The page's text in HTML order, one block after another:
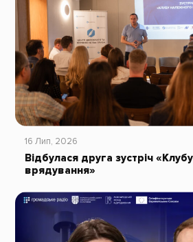
16 Лип, 2026
Відбулася друга зустріч
врядування»